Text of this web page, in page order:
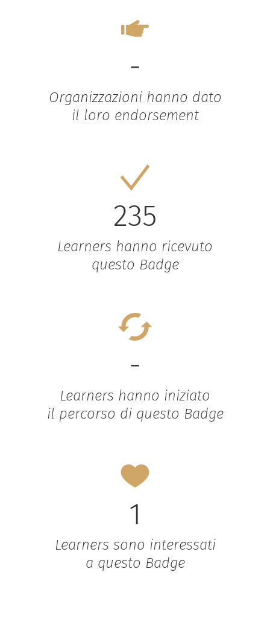
-
Organizzazioni hanno dato
il loro endorsement
235
Learners hanno ricevuto
questo Badge
-
Learners hanno iniziato
il percorso di questo Badge
1
Learners sono interessati
a questo Badge